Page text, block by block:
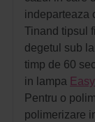
indeparteaza
Tinand tipsul
degetul sub
timp de 60
in lampa
Pentru o
polimerizare